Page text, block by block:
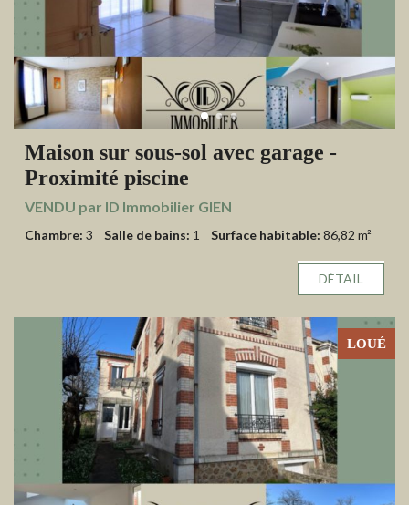
Maison sur sous-sol avec garage -
Proximité piscine
VENDU par ID Immobilier GIEN
Chambre: 3 Salle de bains: 1 Surface habitable: 86,82 m²
DÉTAIL
LOUÉ